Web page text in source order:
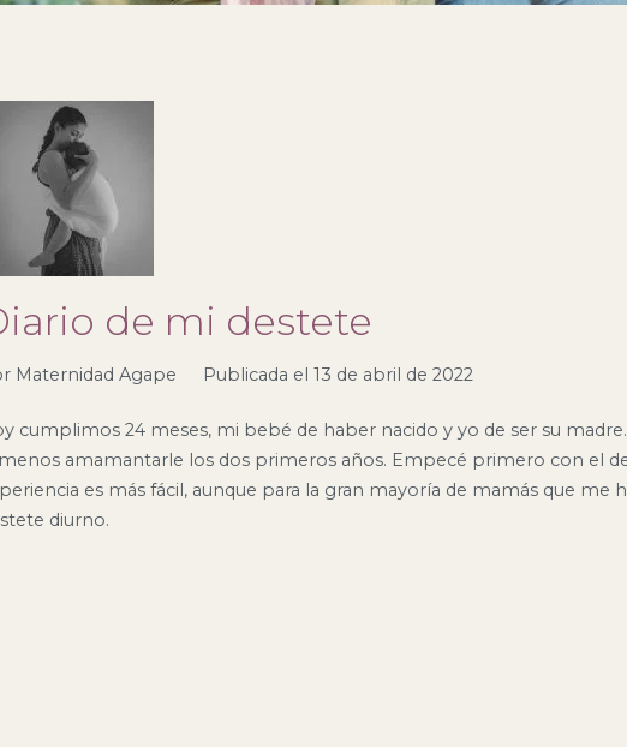
de mi destete
Maternidad Agape Publicada el 13 de abril de 2022
cumplimos 24 meses, mi bebé de haber nacido y yo de ser su
amamantarle los dos primeros años. Empecé primero con el
es más fácil, aunque para la gran mayoría de mamás que me
diurno.